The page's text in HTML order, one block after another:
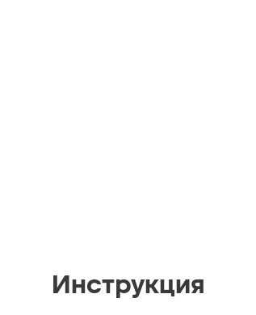
Инструкция